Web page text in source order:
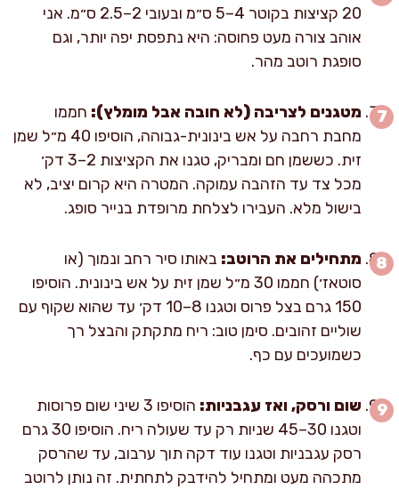
20 קציצות בקוטר 4–5 ס״מ ובעובי 2–2.5 ס״מ. אני
אוהב צורה מעט פחוסה: היא נתפסת יפה יותר, וגם
סופגת רוטב מהר.
מטגנים לצריבה (לא חובה אבל מומלץ): חממו
מחבת רחבה על אש בינונית-גבוהה, הוסיפו 40 מ״ל שמן
זית. כששמן חם ומבריק, טגנו את הקציצות 2–3 דק׳
מכל צד עד הזהבה עמוקה. המטרה היא קרום יציב, לא
בישול מלא. העבירו לצלחת מרופדת בנייר סופג.
מתחילים את הרוטב: באותו סיר רחב ונמוך (או
סוטאז׳) חממו 30 מ״ל שמן זית על אש בינונית. הוסיפו
150 גרם בצל פרוס וטגנו 8–10 דק׳ עד שהוא שקוף עם
שוליים זהובים. סימן טוב: ריח מתקתק והבצל רך
כשמועכים עם כף.
שום ורסק, ואז עגבניות:
הוסיפו 3 שיני שום פרוסות
וטגנו 30–45 שניות רק עד שעולה ריח. הוסיפו 30 גרם
רסק עגבניות וטגנו עוד דקה תוך ערבוב, עד שהרסק
מתכהה מעט ומתחיל להידבק לתחתית. זה נותן לרוטב